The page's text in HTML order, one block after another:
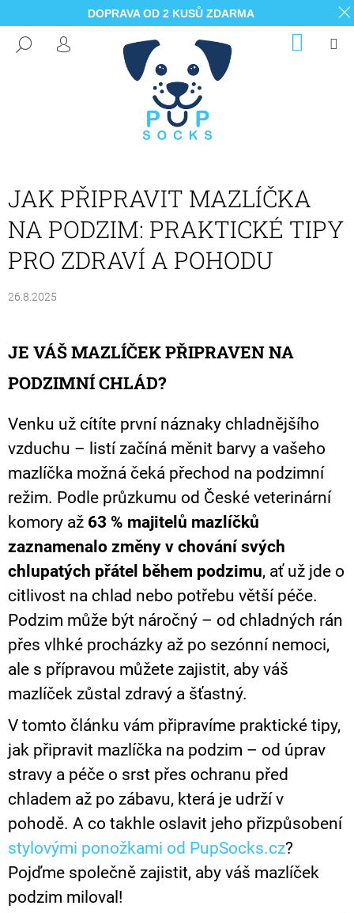
HLEDAT
PŘIHLÁŠENÍ KOŠÍK
JAK PŘIPRAVIT MAZLÍČKA
NA PODZIM: PRAKTICKÉ TIPY
PRO ZDRAVÍ A POHODU
26.8.2025
JE VÁŠ MAZLÍČEK PŘIPRAVEN NA
PODZIMNÍ CHLÁD?
Venku už cítíte první náznaky chladnějšího
vzduchu – listí začíná měnit barvy a vašeho
mazlíčka možná čeká přechod na podzimní
režim. Podle průzkumu od České veterinární
komory až 63 % majitelů mazlíčků
zaznamenalo změny v chování svých
chlupatých přátel během podzimu, ať už jde o
citlivost na chlad nebo potřebu větší péče.
Podzim může být náročný – od chladných rán
přes vlhké procházky až po sezónní nemoci,
ale s přípravou můžete zajistit, aby váš
mazlíček zůstal zdravý a šťastný.
V tomto článku vám připravíme praktické tipy,
jak připravit mazlíčka na podzim – od úprav
stravy a péče o srst přes ochranu před
chladem až po zábavu, která je udrží v
pohodě. A co takhle oslavit jeho přizpůsobení
stylovými ponožkami od PupSocks.cz?
Pojďme společně zajistit, aby váš mazlíček
podzim miloval!
T
Ř
E
B
U
J
T
E
N
J
Í
T
?
HLEDAT
D
O
P
O
R
U
Č
U
J
M
E
ZAMILOVANÉ
PONOŽKY
PUPSOCKS
440
Kč
DOPRAVA OD 2 KUSŮ ZDARMA